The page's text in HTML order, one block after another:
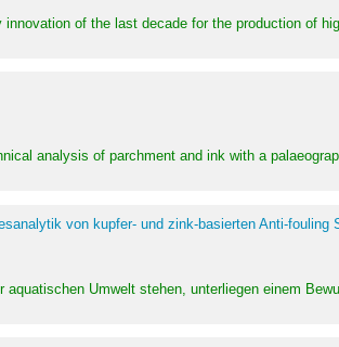
innovation of the last decade for the production of
analysis of parchment and ink with a
von kupfer- und zink-basierten Anti-fouling
Umwelt stehen, unterliegen einem